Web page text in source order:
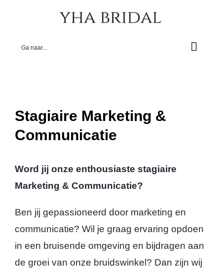
Ga naar...
Stagiaire Marketing &
Communicatie
Word jij onze enthousiaste stagiaire
Marketing & Communicatie?
Ben jij gepassioneerd door marketing en
communicatie? Wil je graag ervaring opdoen
in een bruisende omgeving en bijdragen aan
de groei van onze bruidswinkel? Dan zijn wij